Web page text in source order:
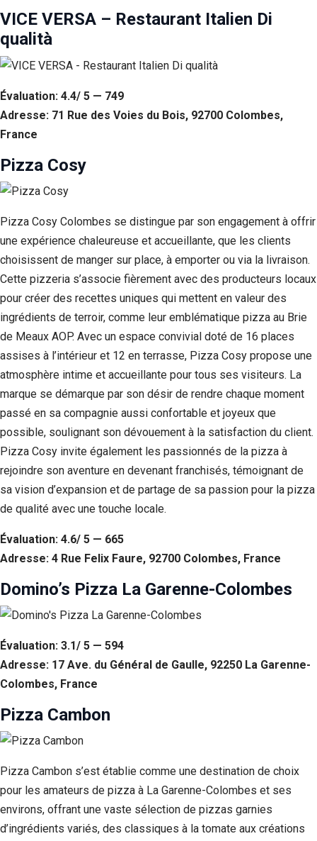
VICE VERSA – Restaurant Italien Di
qualità
Évaluation: 4.4/ 5 — 749
Adresse: 71 Rue des Voies du Bois, 92700 Colombes,
France
Pizza Cosy
Pizza Cosy Colombes se distingue par son engagement à offrir
une expérience chaleureuse et accueillante, que les clients
choisissent de manger sur place, à emporter ou via la livraison.
Cette pizzeria s’associe fièrement avec des producteurs locaux
pour créer des recettes uniques qui mettent en valeur des
ingrédients de terroir, comme leur emblématique pizza au Brie
de Meaux AOP. Avec un espace convivial doté de 16 places
assises à l’intérieur et 12 en terrasse, Pizza Cosy propose une
atmosphère intime et accueillante pour tous ses visiteurs. La
marque se démarque par son désir de rendre chaque moment
passé en sa compagnie aussi confortable et joyeux que
possible, soulignant son dévouement à la satisfaction du client.
Pizza Cosy invite également les passionnés de la pizza à
rejoindre son aventure en devenant franchisés, témoignant de
sa vision d’expansion et de partage de sa passion pour la pizza
de qualité avec une touche locale.
Évaluation: 4.6/ 5 — 665
Adresse: 4 Rue Felix Faure, 92700 Colombes, France
Domino’s Pizza La Garenne-Colombes
Évaluation: 3.1/ 5 — 594
Adresse: 17 Ave. du Général de Gaulle, 92250 La Garenne-
Colombes, France
Pizza Cambon
Pizza Cambon s’est établie comme une destination de choix
pour les amateurs de pizza à La Garenne-Colombes et ses
environs, offrant une vaste sélection de pizzas garnies
d’ingrédients variés, des classiques à la tomate aux créations